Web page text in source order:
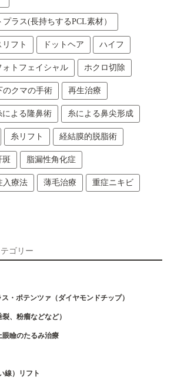
ラス(長持ちするPCL素材）
リフト ドットヘア ハイフ
ォトフェイシャル ホクロ切除
のクマの手術 再生治療
による隆鼻術 糸による鼻尖形成
糸リフト 経結膜的脱脂術
斑 脂漏性角化症
入療法 薄毛治療 重症ニキビ
テゴリー
・ポテンツァ（ダイヤモンドチップ）
、粉瘤などなど）
眼瞼のたるみ治療
線）リフト